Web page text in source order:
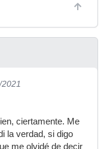
ciertamente. Me
la verdad, si digo
me olvidé de decir